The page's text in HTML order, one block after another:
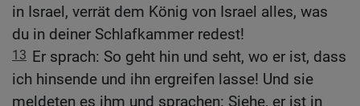
in Israel, verrät dem König von Israel alles, was
du in deiner Schlafkammer redest!
13 Er sprach: So geht hin und seht, wo er ist, dass
ich hinsende und ihn ergreifen lasse! Und sie
meldeten es ihm und sprachen: Siehe, er ist in